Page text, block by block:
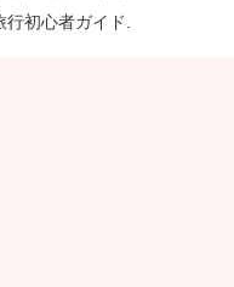
初心者ガイド.